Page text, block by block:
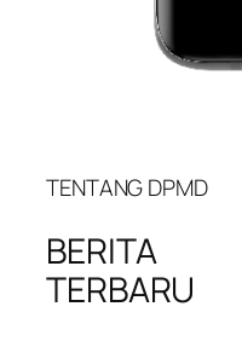
TENTANG DPMD
BERITA
TERBARU